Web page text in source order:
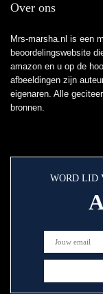
Over ons
Mrs-marsha.nl is een
beoordelingswebsite
amazon en u op de
afbeeldingen zijn
eigenaren. Alle
bronnen.
WORD LID